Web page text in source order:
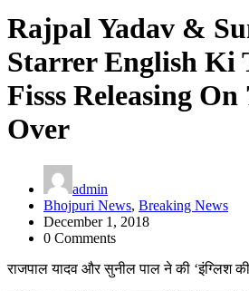
Rajpal Yadav &
Starrer English Ki
Fisss Releasing
Over
admin
Bhojpuri News, Breaking News
December 1, 2018
0 Comments
राजपाल यादव और सुनील पाल ने की ‘इंग्लिश